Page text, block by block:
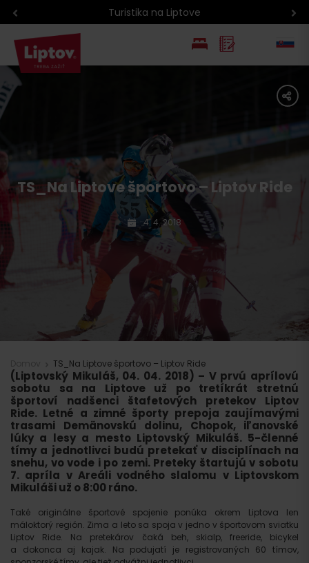
Atrakcie na Liptove podľa veku detí
PL
share
TS_Na Liptove športovo – Liptov Ride
4. 4. 2018
TS_Na Liptove športovo – Liptov Ride
(Liptovský Mikuláš, 04. 04. 2018) – V prvú aprílovú
sobotu sa na Liptove už po tretíkrát stretnú
športoví nadšenci štafetových pretekov Liptov
Ride. Letné a zimné športy prepoja zaujímavými
trasami Demänovskú dolinu, Chopok, iľanovské
lúky a lesy a mesto Liptovský Mikuláš. 5-členné
tímy a jednotlivci budú pretekať v disciplínach na
snehu, vo vode i po zemi. Preteky štartujú v sobotu
7. apríla v Areáli vodného slalomu v Liptovskom
Mikuláši už o 8:00 ráno.
Také originálne športové spojenie ponúka okrem Liptova len
máloktorý región. Zima a leto sa spoja v jedno v športovom sviatku
Liptov Ride. Na pretekárov čaká beh, skialp, freeride, bicykel
a dokonca aj kajak. Na podujatí je registrovaných 60 tímov,